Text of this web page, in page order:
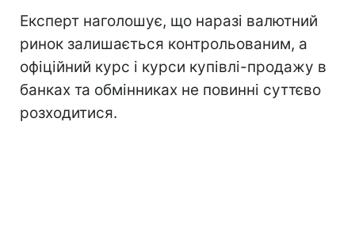
Експерт наголошує, що наразі валютний
ринок залишається контрольованим, а
офіційний курс і курси купівлі-продажу в
банках та обмінниках не повинні суттєво
розходитися.